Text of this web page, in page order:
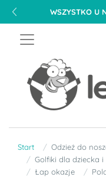
WSZYSTKO U
Start
Odzież do
Golfiki dla dziecka
Łap okazje